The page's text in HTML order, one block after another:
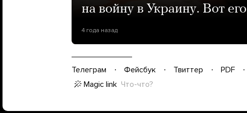
на войну в Украину. Вот
4 года назад
Телеграм Фейсбук Твиттер PDF
Magic link Что-что?